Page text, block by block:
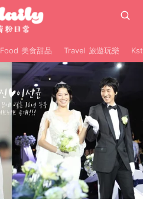
Food 美食甜品 Travel 旅遊玩樂